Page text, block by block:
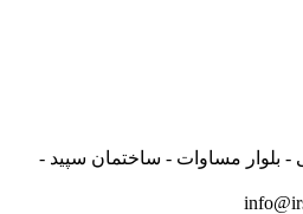
- بلوار مساوات - ساختمان سپید -